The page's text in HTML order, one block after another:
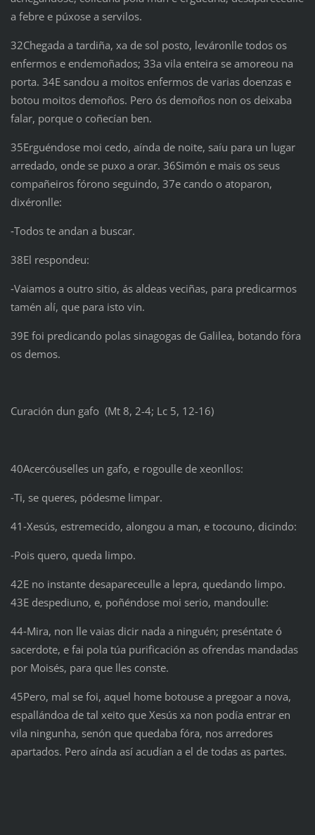
a febre e púxose a servilos.
32Chegada a tardiña, xa de sol posto, leváronlle todos os
enfermos e endemoñados; 33a vila enteira se amoreou na
porta. 34E sandou a moitos enfermos de varias doenzas e
botou moitos demoños. Pero ós demoños non os deixaba
falar, porque o coñecían ben.
35Erguéndose moi cedo, aínda de noite, saíu para un lugar
arredado, onde se puxo a orar. 36Simón e mais os seus
compañeiros fórono seguindo, 37e cando o atoparon,
dixéronlle:
‑Todos te andan a buscar.
38El respondeu:
‑Vaiamos a outro sitio, ás aldeas veciñas, para predicarmos
tamén alí, que para isto vin.
39E foi predicando polas sinagogas de Galilea, botando fóra
os demos.
Curación dun gafo (Mt 8, 2-4; Lc 5, 12-16)
40Acercóuselles un gafo, e rogoulle de xeonllos:
‑Ti, se queres, pódesme limpar.
41‑Xesús, estremecido, alongou a man, e tocouno, dicindo:
‑Pois quero, queda limpo.
42E no instante desapareceulle a lepra, quedando limpo.
43E despediuno, e, poñéndose moi serio, mandoulle:
44‑Mira, non lle vaias dicir nada a ninguén; preséntate ó
sacerdote, e fai pola túa purificación as ofrendas mandadas
por Moisés, para que lles conste.
45Pero, mal se foi, aquel home botouse a pregoar a nova,
espallándoa de tal xeito que Xesús xa non podía entrar en
vila ningunha, senón que quedaba fóra, nos arredores
apartados. Pero aínda así acudían a el de todas as partes.